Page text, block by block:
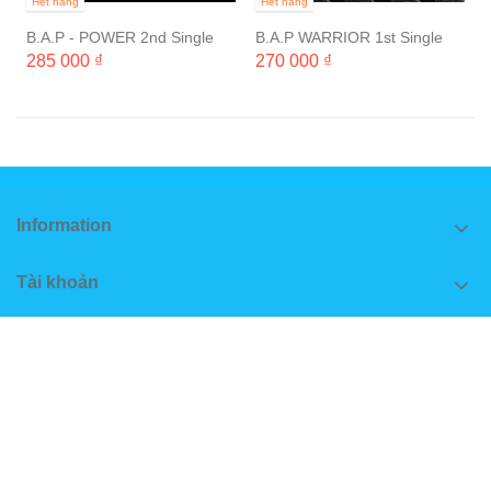
B.A.P - POWER 2nd Single
Album
285 000 ₫
B.A.P WARRIOR 1st Single
Album
270 000 ₫
Information
Tài khoản